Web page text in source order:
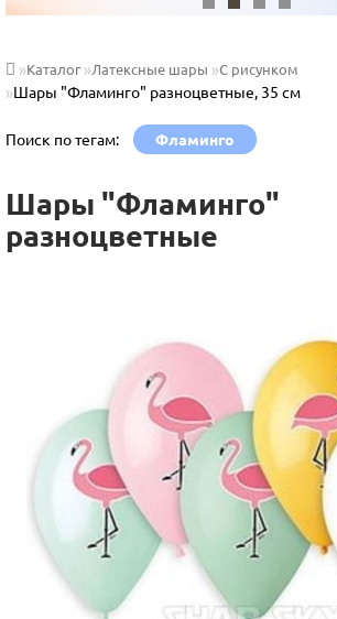
Каталог Латексные шары С рисунком
Шары "Фламинго" разноцветные, 35 см
Поиск по тегам: Фламинго
Шары "Фламинго"
разноцветные